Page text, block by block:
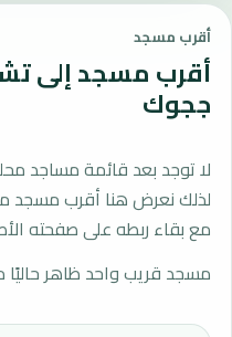
أقرب مسجد
أقرب مسجد إلى
ججوك
لا توجد بعد قائمة مساجد
لذلك نعرض هنا أقرب مسجد
مع بقاء ربطه على صفحته
مسجد قريب واحد ظاهر